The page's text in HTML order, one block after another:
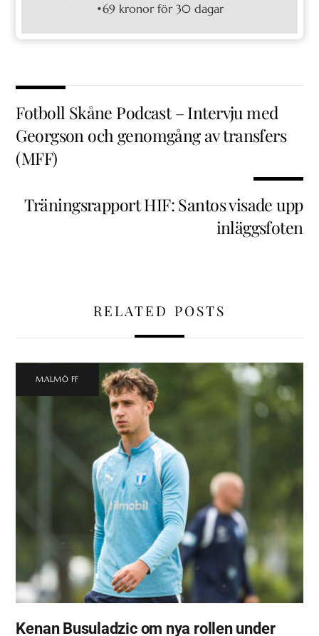
•69 kronor för 30 dagar
Fotboll Skåne Podcast – Intervju med
Georgson och genomgång av transfers
(MFF)
Träningsrapport HIF: Santos visade upp
inläggsfoten
RELATED POSTS
MALMÖ FF
Kenan Busuladzic om nya rollen under